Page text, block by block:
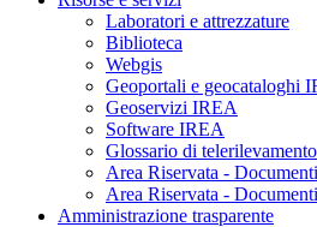
Laboratori e attrezzature
Biblioteca
Webgis
Geoportali e geocataloghi
Geoservizi IREA
Software IREA
Glossario di telerilevamento
Area Riservata - Documenti
Area Riservata -
Amministrazione trasparente